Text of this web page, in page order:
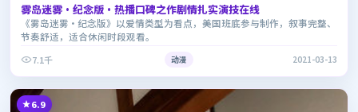
雾岛迷雾·纪念版·热播口碑之作剧情扎实演技在线
《雾岛迷雾·纪念版》以爱情类型为看点，美国班底参与制作，叙事完整、
节奏舒适，适合休闲时段观看。
7.1千
动漫 2021-03-13
6.9